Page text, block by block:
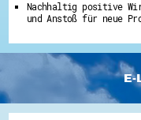
Nachhaltig positive
und Anstoß für neue
E-